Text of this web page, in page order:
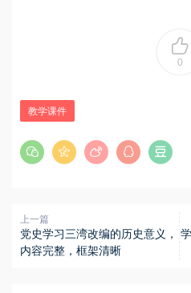
0
教学课件
上一篇
党史学习三湾改编的历史意义，
内容完整，框架清晰